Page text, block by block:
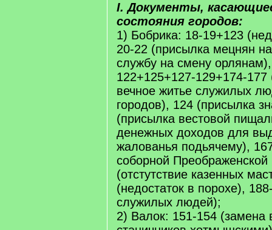
I. Документы,
состояния городов:
1) Бобрика: 18-19+123
20-22 (присылка мецнян
службу на смену
122+125+127-129+174-177
вечное житье служилых
городов), 124 (присылка
(присылка вестовой
денежных доходов для
жалованья подьячему),
соборной Преображенской
(отстутствие казенных
(недостаток в порохе),
служилых людей);
2) Валок: 151-154 (замена